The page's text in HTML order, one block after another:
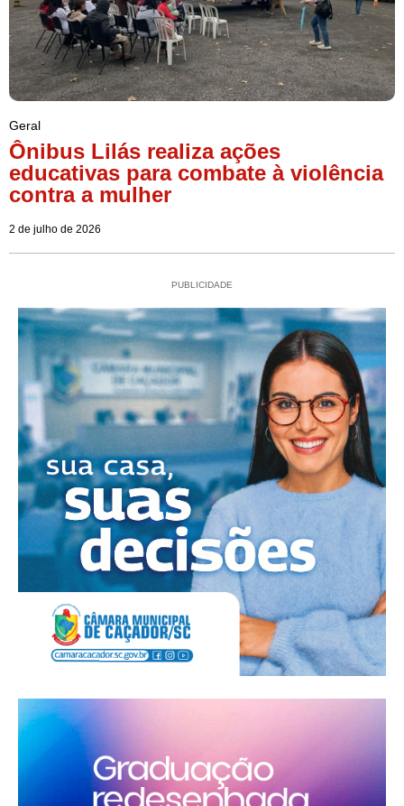
Geral
Ônibus Lilás realiza ações
educativas para combate à violência
contra a mulher
2 de julho de 2026
PUBLICIDADE